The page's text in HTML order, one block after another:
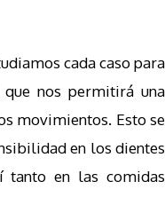
cada caso para
nos permitirá una
movimientos. Esto se
en los dientes
tanto en las comidas